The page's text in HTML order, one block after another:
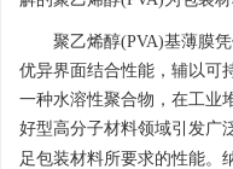
聚乙烯醇(PVA)基薄膜
优异界面结合性能，辅以可
一种水溶性聚合物，在工业
好型高分子材料领域引发广
足包装材料所要求的性能。